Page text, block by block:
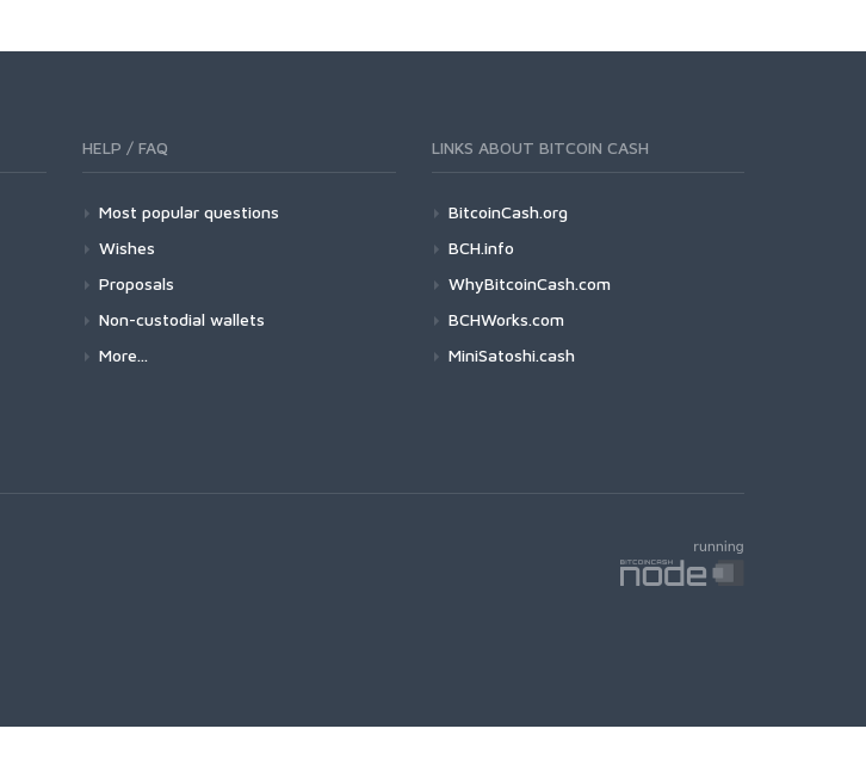
HELP / FAQ
Most popular questions
Wishes
Proposals
Non-custodial wallets
More...
LINKS ABOUT BITCOIN CASH
BitcoinCash.org
BCH.info
WhyBitcoinCash.com
BCHWorks.com
MiniSatoshi.cash